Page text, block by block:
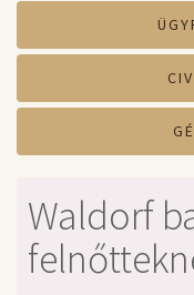
Waldorf